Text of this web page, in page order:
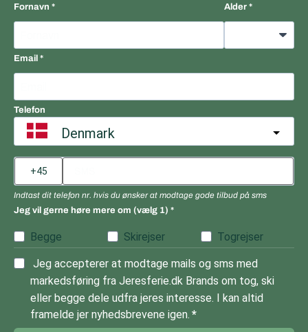
Fornavn Alder
Email
Telefon
Denmark
Indtast dit telefon nr. hvis du ønsker at modtage gode tilbud på sms
Jeg vil gerne høre mere om (vælg 1)
Begge Skirejser Togrejser
Jeg accepterer at modtage mails og sms med
markedsføring fra Jeresferie.dk Brands om tog, ski
eller begge dele udfra jeres interesse. I kan altid
framelde jer nyhedsbrevene igen.